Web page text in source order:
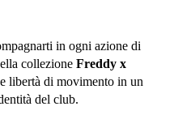
in ogni azione di
collezione Freddy x
libertà di movimento in un
del club.